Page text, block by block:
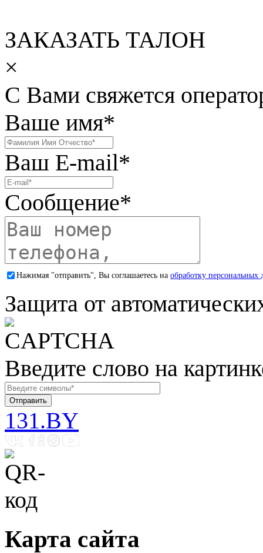
ЗАКАЗАТЬ ТАЛОН
×
С Вами свяжется
Ваше имя*
Ваш E-mail*
Сообщение*
Нажимая "отправить", Вы соглашаетесь на обработку персональных
Защита от
Введите слово на
131.BY
Карта сайта